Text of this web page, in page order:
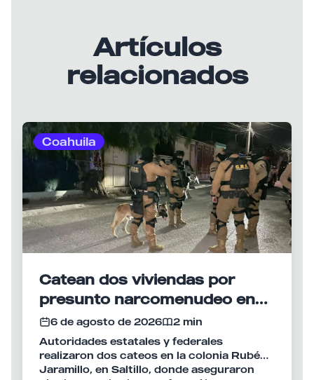
Artículos
relacionados
Coahuila
Catean dos viviendas por
presunto narcomenudeo en
Saltillo
6 de agosto de 2026
2 min
Autoridades estatales y federales
realizaron dos cateos en la colonia Rubén
Jaramillo, en Saltillo, donde aseguraron